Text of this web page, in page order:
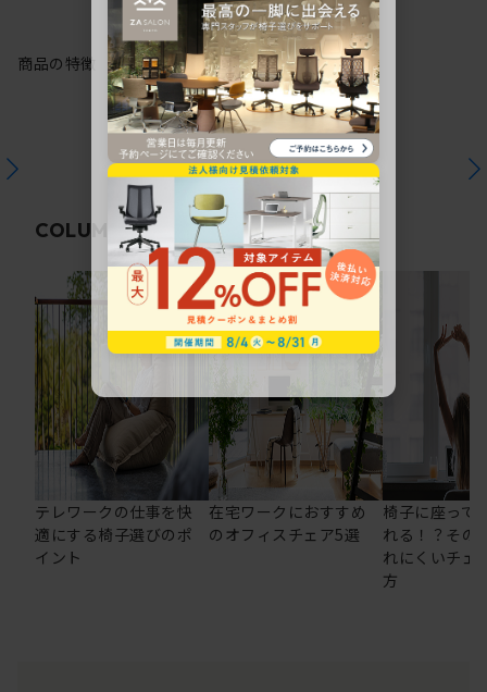
商品の特徴
COLUMN 関連コラム
テレワークの仕事を快
適にする椅子選びのポ
イント
在宅ワークにおすすめ
のオフィスチェア5選
椅子に座って
れる！？その
れにくいチェ
方